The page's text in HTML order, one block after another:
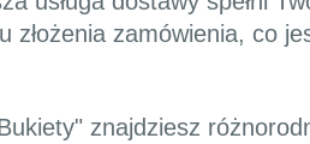
złożenia zamówienia, co
znajdziesz